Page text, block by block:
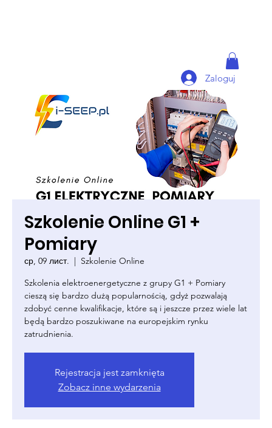
Zaloguj
Szkolenie Online G1 +
Pomiary
ср, 09 лист.
  |
Szkolenie Online
Szkolenia elektroenergetyczne z grupy G1 + Pomiary
cieszą się bardzo dużą popularnością, gdyż pozwalają
zdobyć cenne kwalifikacje, które są i jeszcze przez wiele lat
będą bardzo poszukiwane na europejskim rynku
zatrudnienia.
Rejestracja jest zamknięta
Zobacz inne wydarzenia